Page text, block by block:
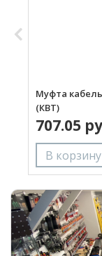
Муфта
(КВТ)
707.05